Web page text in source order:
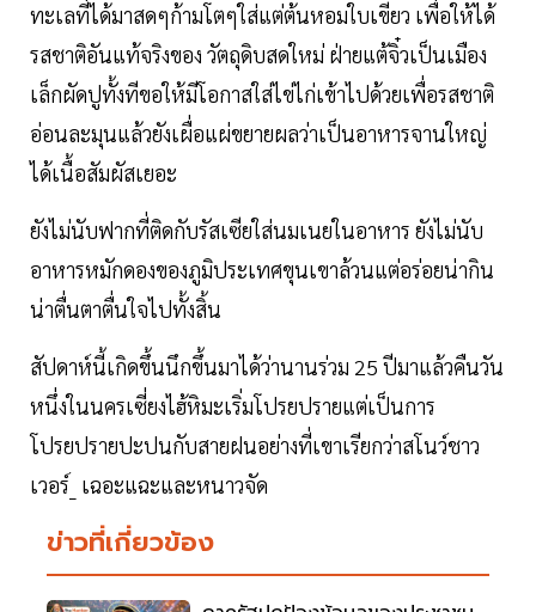
ทะเลที่ได้มาสดๆก้ามโตๆใส่แต่ต้นหอมใบเขียว เพื่อให้ได้
รสชาติอันแท้จริงของ วัตถุดิบสดใหม่ ฝ่ายแต้จิ๋วเป็นเมือง
เล็กผัดปูทั้งทีขอให้มีโอกาสใส่ไข่ไก่เข้าไปด้วยเพื่อรสชาติ
อ่อนละมุนแล้วยังเผื่อแผ่ขยายผลว่าเป็นอาหารจานใหญ่
ได้เนื้อสัมผัสเยอะ
ยังไม่นับฟากที่ติดกับรัสเซียใส่นมเนยในอาหาร ยังไม่นับ
อาหารหมักดองของภูมิประเทศขุนเขาล้วนแต่อร่อยน่ากิน
น่าตื่นตาตื่นใจไปทั้งสิ้น
สัปดาห์นี้เกิดขึ้นนึกขึ้นมาได้ว่านานร่วม 25 ปีมาแล้วคืนวัน
หนึ่งในนครเซี่ยงไฮ้หิมะเริ่มโปรยปรายแต่เป็นการ
โปรยปรายปะปนกับสายฝนอย่างที่เขาเรียกว่าสโนว์ชาว
เวอร์_ เฉอะแฉะและหนาวจัด
ข่าวที่เกี่ยวข้อง